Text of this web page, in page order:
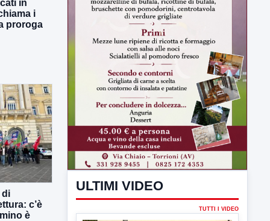
in
i
proroga
di
c’è
è
7 AGOSTO 2026 SPORT BENEVENTO
Benevento Calcio: Le scelte di
Floro Flores per il debutto di Coppa
Italia
Il Benevento è pronto al debutto di Coppa
Italia. Scelte...